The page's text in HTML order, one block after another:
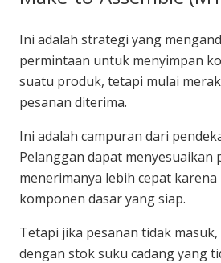
Ini adalah strategi yang
permintaan untuk menyimpan
suatu produk, tetapi mulai
pesanan diterima.
Ini adalah campuran dari
Pelanggan dapat menyesuaikan
menerimanya lebih cepat
komponen dasar yang siap.
Tetapi jika pesanan tidak
dengan stok suku cadang yang